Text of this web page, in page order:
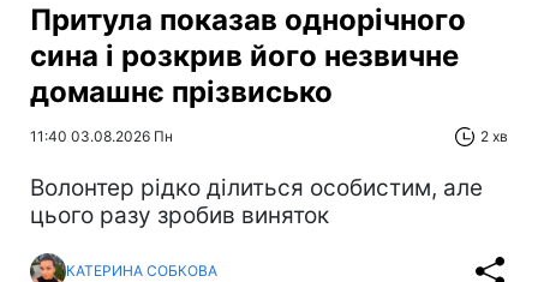
Притула показав однорічного
сина і розкрив його незвичне
домашнє прізвисько
11:40 03.08.2026 Пн 2 хв
Волонтер рідко ділиться особистим, але
цього разу зробив виняток
КАТЕРИНА СОБКОВА